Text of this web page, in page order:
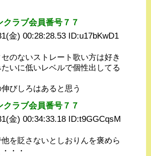
クラブ会員番号７７
金) 00:28:28.53 ID:u17bKwD1
のないストレート歌い方は好き
いに低いレベルで個性出してる
びしろはあると思う
クラブ会員番号７７
金) 00:34:33.18 ID:t9GGCqsM
を貶さないとしおりんを褒めら
・・